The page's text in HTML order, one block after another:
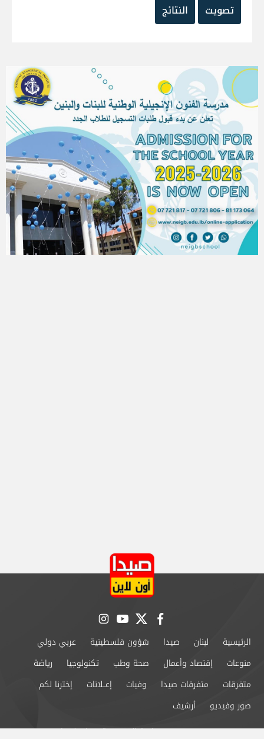
تصويت
النتائج
facebook
twitter
youtube
instagram
الرئيسية لبنان صيدا شؤون فلسطينية
عربي دولي
منوعات
إقتصاد وأعمال صحة وطب تكنولوجيا
رياضة
متفرقات
متفرقات صيدا وفيات إعــلانات
إخترنا لكم
صور وفيديو
أرشيف
من نحن
سياسة الخصوصية اتصل بنا